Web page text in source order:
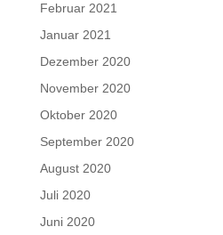
Februar 2021
Januar 2021
Dezember 2020
November 2020
Oktober 2020
September 2020
August 2020
Juli 2020
Juni 2020